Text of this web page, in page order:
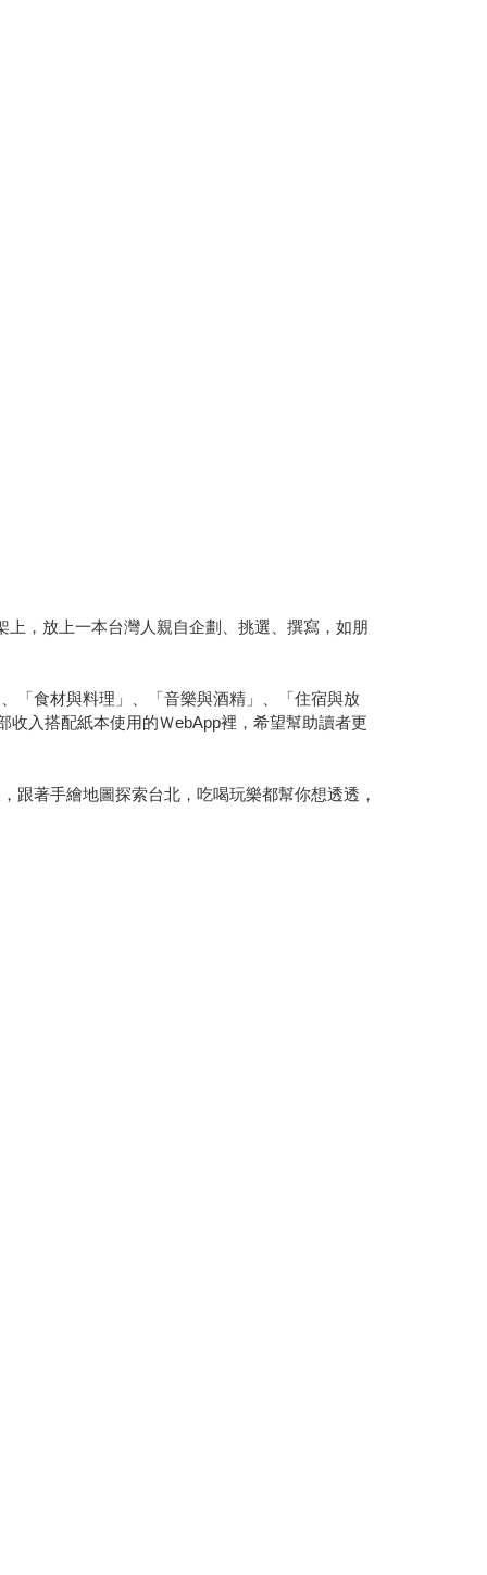
，放上一本台灣人親自企劃、挑選、撰寫，如朋
「食材與料理」、「音樂與酒精」、「住宿與放
入搭配紙本使用的ＷebApp裡，希望幫助讀者更
跟著手繪地圖探索台北，吃喝玩樂都幫你想透透，